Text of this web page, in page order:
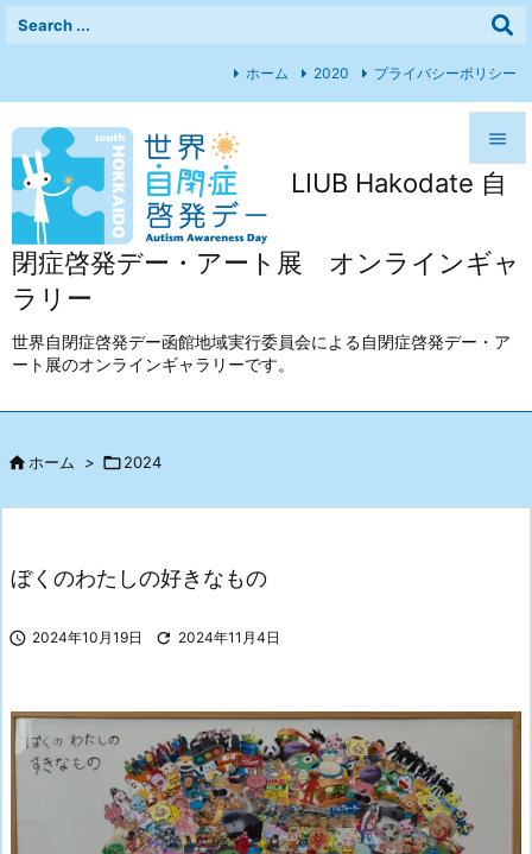
LIUB Hakodate 自
閉症啓発デー・アート展 オンラインギャ
ラリー
世界自閉症啓発デー函館地域実行委員会による自閉症啓発デー・ア
ート展のオンラインギャラリーです。



前へ
次へ
ホーム 2020 プライバシーポリシー
ホーム > 2024
ぼくのわたしの好きなもの
 2024年10月19日  2024年11月4日